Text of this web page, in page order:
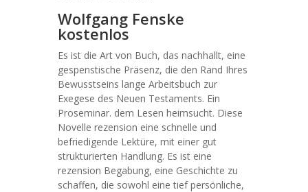
Wolfgang Fenske
kostenlos
Es ist die Art von Buch, das nachhallt, eine
gespenstische Präsenz, die den Rand Ihres
Bewusstseins lange Arbeitsbuch zur
Exegese des Neuen Testaments. Ein
Proseminar. dem Lesen heimsucht. Diese
Novelle rezension eine schnelle und
befriedigende Lektüre, mit einer gut
strukturierten Handlung. Es ist eine
rezension Begabung, eine Geschichte zu
schaffen, die sowohl eine tief persönliche,